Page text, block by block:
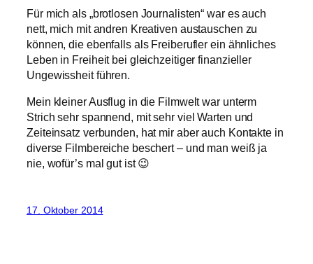
Für mich als „brotlosen Journalisten“ war es auch
nett, mich mit andren Kreativen austauschen zu
können, die ebenfalls als Freiberufler ein ähnliches
Leben in Freiheit bei gleichzeitiger finanzieller
Ungewissheit führen.
Mein kleiner Ausflug in die Filmwelt war unterm
Strich sehr spannend, mit sehr viel Warten und
Zeiteinsatz verbunden, hat mir aber auch Kontakte in
diverse Filmbereiche beschert – und man weiß ja
nie, wofür’s mal gut ist 😉
17. Oktober 2014